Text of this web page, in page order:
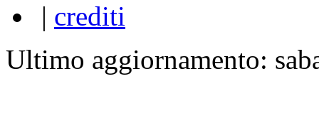
| crediti
Ultimo aggiornamento: